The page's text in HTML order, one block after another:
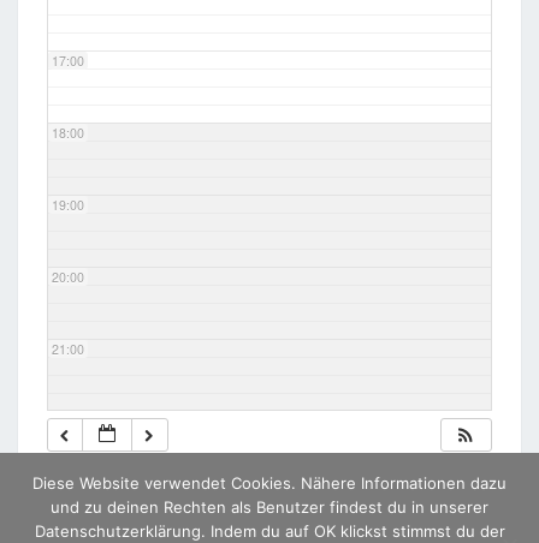
17:00
18:00
19:00
20:00
21:00
22:00
23:00
Diese Website verwendet Cookies. Nähere Informationen dazu
und zu deinen Rechten als Benutzer findest du in unserer
Datenschutzerklärung. Indem du auf OK klickst stimmst du der